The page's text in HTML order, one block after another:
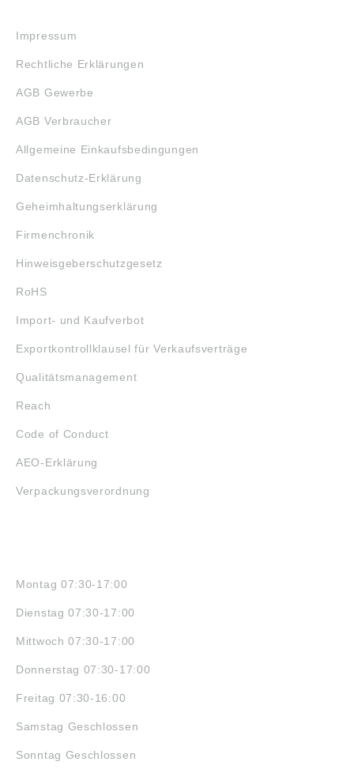
Impressum
Rechtliche Erklärungen
AGB Gewerbe
AGB Verbraucher
Allgemeine Einkaufsbedingungen
Datenschutz-Erklärung
Geheimhaltungserklärung
Firmenchronik
Hinweisgeberschutzgesetz
RoHS
Import- und Kaufverbot
Exportkontrollklausel für Verkaufsverträge
Qualitätsmanagement
Reach
Code of Conduct
AEO-Erklärung
Verpackungsverordnung
Montag 07:30-17:00
Dienstag 07:30-17:00
Mittwoch 07:30-17:00
Donnerstag 07:30-17:00
Freitag 07:30-16:00
Samstag Geschlossen
Sonntag Geschlossen